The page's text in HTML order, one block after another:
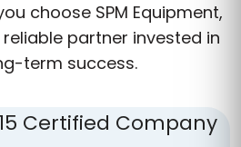
choose SPM Equipment,
partner invested in
term success.
Certified Company